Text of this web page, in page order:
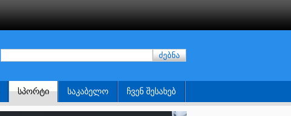
ძებნა
ᲡᲞᲝᲠᲢᲘ ᲡᲐᲙᲐᲑᲔᲚᲝ ᲩᲕᲔᲜ ᲨᲔᲡᲐᲮᲔᲑ